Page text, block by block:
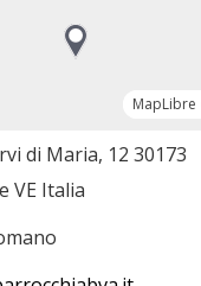
MapLibre
MapLibre
di Maria, 12 30173
VE Italia